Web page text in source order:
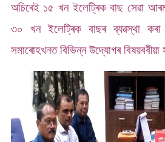
অচিৰেই ১৫ খন ইলেট্ৰিক বাছ সেৱা
৩০ খন ইলেট্ৰিক বাছৰ ব্যৱস্থা
সমাৰোহখনত বিভিন্ন উদ্যোগৰ